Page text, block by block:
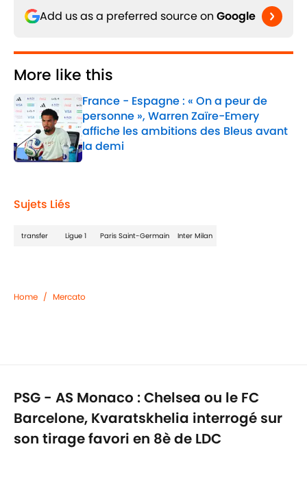
Add us as a preferred source on Google
More like this
France - Espagne : « On a peur de
personne », Warren Zaïre-Emery
affiche les ambitions des Bleus avant
la demi
Published by on Invalid Date
Sujets Liés
transfer Ligue 1 Paris Saint-Germain Inter Milan
Home / Mercato
PSG - AS Monaco : Chelsea ou le FC
Barcelone, Kvaratskhelia interrogé sur
son tirage favori en 8è de LDC